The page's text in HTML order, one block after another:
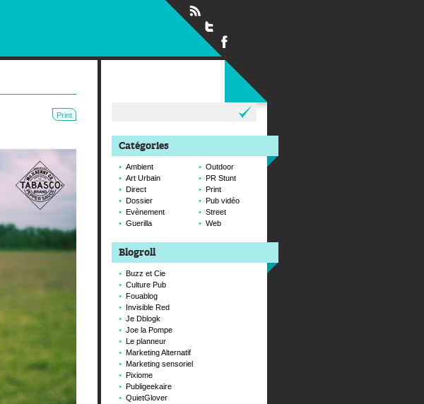
Print
Catégories
Ambient
Art Urbain
Direct
Dossier
Evènement
Guerilla
Outdoor
PR Stunt
Print
Pub vidéo
Street
Web
Blogroll
Buzz et Cie
Culture Pub
Fouablog
Invisible Red
Je Dblogk
Joe la Pompe
Le planneur
Marketing Alternatif
Marketing sensoriel
Pixiome
Publigeekaire
QuietGlover